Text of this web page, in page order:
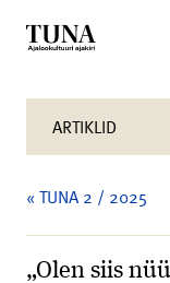
ARTIKLID
« TUNA 2 / 2025
„Olen siis